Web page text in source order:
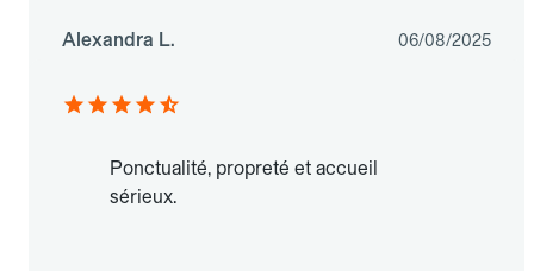
Alexandra L. 06/08/2025
Ponctualité, propreté et accueil
sérieux.